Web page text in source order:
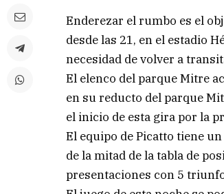
Enderezar el rumbo es el
desde las 21, en el estadio
necesidad de volver a
El elenco del parque Mitre
en su reducto del parque
el inicio de esta gira por la
El equipo de Picatto tiene
de la mitad de la tabla de
presentaciones con 5